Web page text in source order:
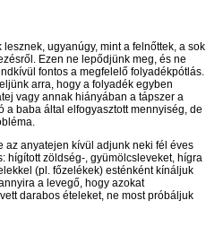
ugyanúgy, mint a felnőttek, a sok
Ezen ne lepődjünk meg, és ne
fontos a megfelelő folyadékpótlás.
arra, hogy a folyadék egyben
vagy annak hiányában a tápszer a
a baba által elfogyasztott mennyiség, de
az anyatejen kívül adjunk neki fél éves
hígított zöldség-, gyümölcsleveket, hígra
(pl. főzelékek) esténként kínáljuk
a levegő, hogy azokat
darabos ételeket, ne most próbáljuk